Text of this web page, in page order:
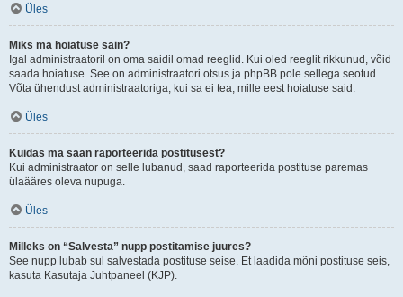
Üles
Miks ma hoiatuse sain?
Igal administraatoril on oma saidil omad reeglid. Kui oled reeglit rikkunud, võid
saada hoiatuse. See on administraatori otsus ja phpBB pole sellega seotud.
Võta ühendust administraatoriga, kui sa ei tea, mille eest hoiatuse said.
Üles
Kuidas ma saan raporteerida postitusest?
Kui administraator on selle lubanud, saad raporteerida postituse paremas
ülaääres oleva nupuga.
Üles
Milleks on “Salvesta” nupp postitamise juures?
See nupp lubab sul salvestada postituse seise. Et laadida mõni postituse seis,
kasuta Kasutaja Juhtpaneel (KJP).